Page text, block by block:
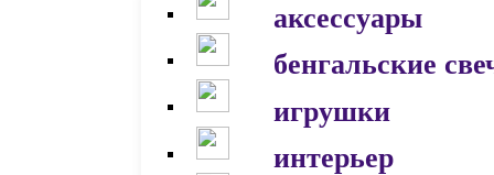
аксессуары
бенгальские
игрушки
интерьер